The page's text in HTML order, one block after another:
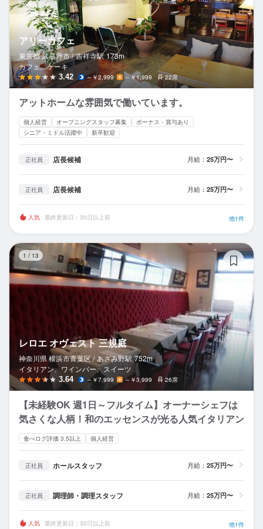
アリーカフェ
東京都 武蔵野市 / 吉祥寺駅 173m
カフェ、ケーキ
3.42 ～￥2,999 ～￥1,999 22席
アットホームな雰囲気で働いています。
個人経営 オープニングスタッフ募集
ボーナス・賞与あり
シニア・ミドル活躍中
新卒歓迎
正社員 店長候補 月給： 25万円〜
正社員 店長候補 月給： 25万円〜
人気 最終更新日：30日以上前 他1件
1 / 13
レロエ オヴェスト 三規庭
神奈川県 横浜市青葉区 / あざみ野駅 752m
イタリアン、ワインバー、スイーツ
3.64 ～￥7,999 ～￥3,999 26席
【未経験OK 週1日～フルタイム】オーナーシェフは
気さくな人柄！和のエッセンスが光る人気イタリアン
食べログ評価 3.5以上 個人経営
正社員 ホールスタッフ 月給： 25万円〜
正社員 調理師・調理スタッフ 月給： 25万円〜
人気 最終更新日：30日以上前 他1件